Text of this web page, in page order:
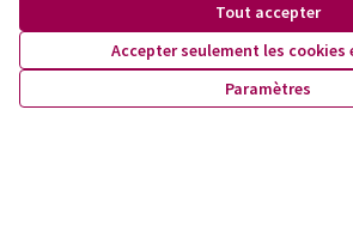
Tout accepter
Accepter seulement les cookies
Paramètres
Conditions d'utilisation
Paramètres des cookies